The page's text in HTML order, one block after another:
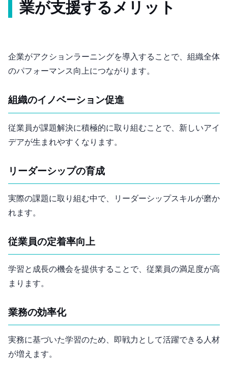
業が支援するメリット
企業がアクションラーニングを導入することで、組織全体
のパフォーマンス向上につながります。
組織のイノベーション促進
従業員が課題解決に積極的に取り組むことで、新しいアイ
デアが生まれやすくなります。
リーダーシップの育成
実際の課題に取り組む中で、リーダーシップスキルが磨か
れます。
従業員の定着率向上
学習と成長の機会を提供することで、従業員の満足度が高
まります。
業務の効率化
実務に基づいた学習のため、即戦力として活躍できる人材
が増えます。